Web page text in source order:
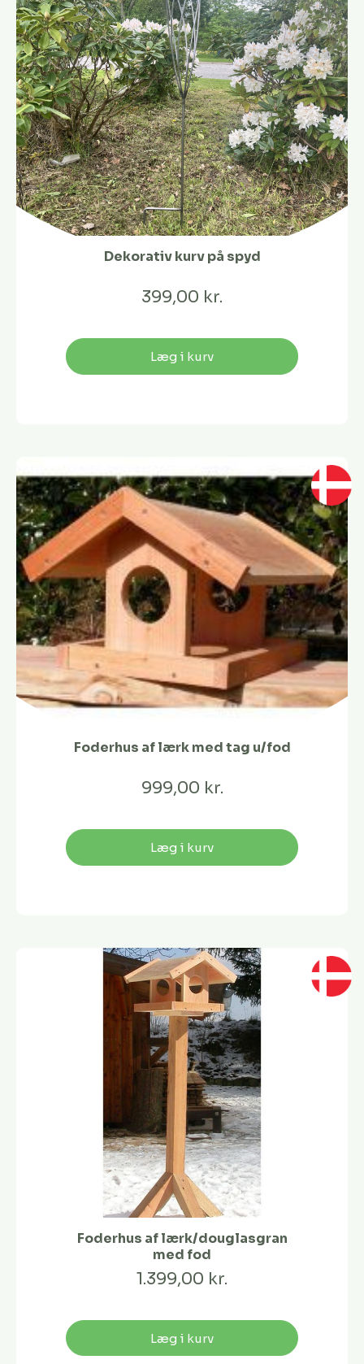
Dekorativ kurv på spyd
399,00 kr.
Læg i kurv
Foderhus af lærk med tag u/fod
999,00 kr.
Læg i kurv
Foderhus af lærk/douglasgran
med fod
1.399,00 kr.
Læg i kurv